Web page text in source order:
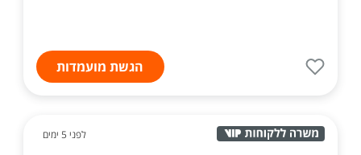
הגשת מועמדות
לפני 5 ימים